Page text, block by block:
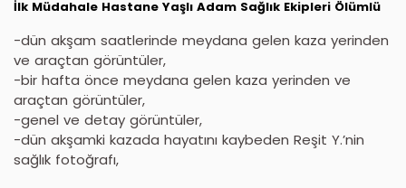
İlk Müdahale Hastane Yaşlı Adam Sağlık Ekipleri Ölümlü
-dün akşam saatlerinde meydana gelen kaza yerinden
ve araçtan görüntüler,
-bir hafta önce meydana gelen kaza yerinden ve
araçtan görüntüler,
-genel ve detay görüntüler,
-dün akşamki kazada hayatını kaybeden Reşit Y.’nin
sağlık fotoğrafı,